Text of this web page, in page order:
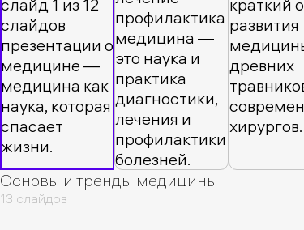
Основы и тренды медицины
13 слайдов